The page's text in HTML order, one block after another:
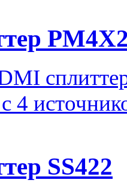
4
SS422